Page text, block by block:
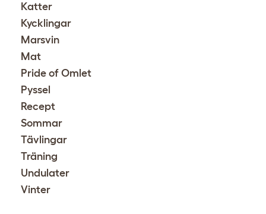
Katter
Kycklingar
Marsvin
Mat
Pride of Omlet
Pyssel
Recept
Sommar
Tävlingar
Träning
Undulater
Vinter